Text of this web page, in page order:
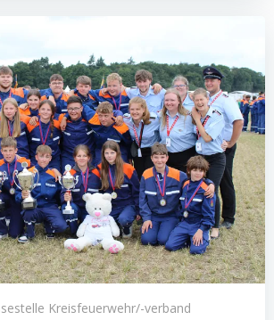
Kreisfeuerwehr/-verband